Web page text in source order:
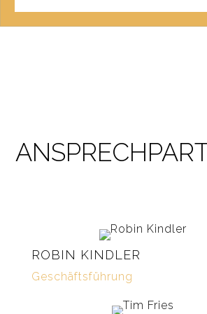
ROBIN KINDLER
Geschäftsführung